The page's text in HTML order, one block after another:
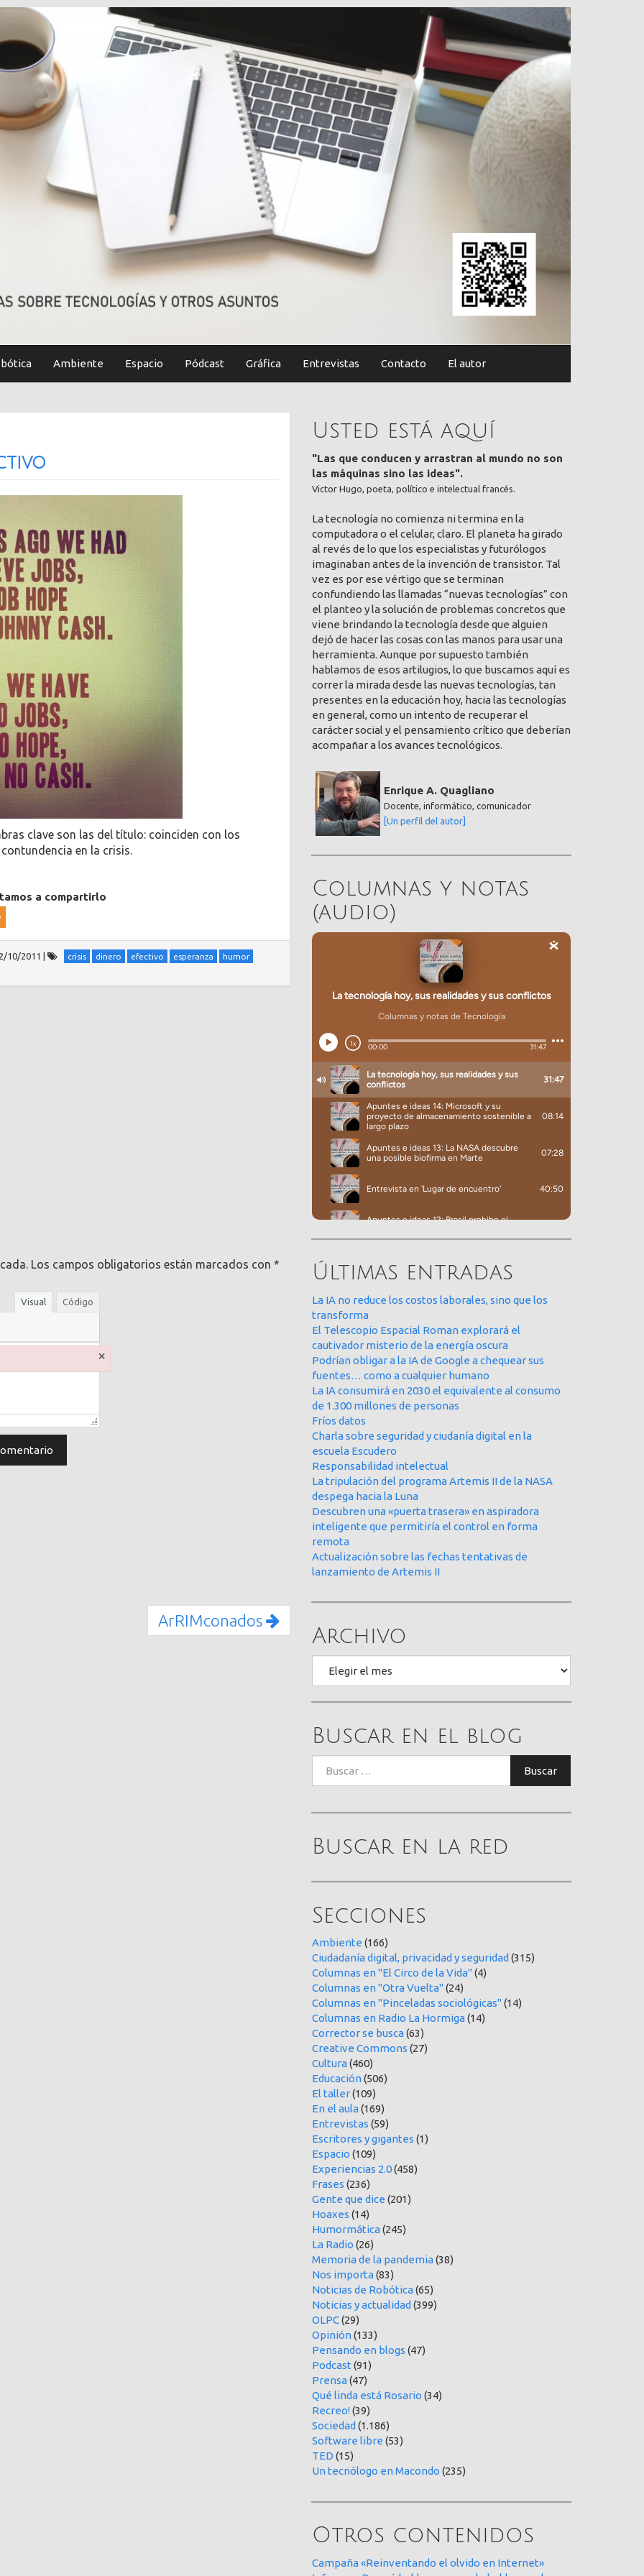
Ambiente Espacio Pódcast Gráfica Entrevistas Contacto El autor
clave son las del título: coinciden con los
en la crisis.
a compartirlo
10/2011 | crisis dinero efectivo esperanza
humor
Los campos obligatorios están marcados con *
Visual Código
ArRIMconados
Usted está aquí
"Las que conducen y arrastran al mundo no son
las máquinas sino las ideas".
Victor Hugo, poeta, político e intelectual francés.
La tecnología no comienza ni termina en la
computadora o el celular, claro. El planeta ha girado
al revés de lo que los especialistas y futurólogos
imaginaban antes de la invención de transistor. Tal
vez es por ese vértigo que se terminan
confundiendo las llamadas “nuevas tecnologías” con
el planteo y la solución de problemas concretos que
viene brindando la tecnología desde que alguien
dejó de hacer las cosas con las manos para usar una
herramienta. Aunque por supuesto también
hablamos de esos artilugios, lo que buscamos aquí es
correr la mirada desde las nuevas tecnologías, tan
presentes en la educación hoy, hacia las tecnologías
en general, como un intento de recuperar el
carácter social y el pensamiento crítico que deberían
acompañar a los avances tecnológicos.
Enrique A. Quagliano
Docente, informático, comunicador
[Un perfil del autor]
Columnas y notas
(audio)
Últimas entradas
La IA no reduce los costos laborales, sino que los
transforma
El Telescopio Espacial Roman explorará el
cautivador misterio de la energía oscura
Podrían obligar a la IA de Google a chequear sus
fuentes… como a cualquier humano
La IA consumirá en 2030 el equivalente al consumo
de 1.300 millones de personas
Fríos datos
Charla sobre seguridad y ciudanía digital en la
escuela Escudero
Responsabilidad intelectual
La tripulación del programa Artemis II de la NASA
despega hacia la Luna
Descubren una «puerta trasera» en aspiradora
inteligente que permitiría el control en forma
remota
Actualización sobre las fechas tentativas de
lanzamiento de Artemis II
Archivo
Buscar en el blog
Buscar
Buscar en la red
Secciones
Ambiente (166)
Ciudadanía digital, privacidad y seguridad (315)
Columnas en "El Circo de la Vida"(4)
Columnas en "Otra Vuelta"(24)
Columnas en "Pinceladas sociológicas"(14)
Columnas en Radio La Hormiga(14)
Corrector se busca(63)
Creative Commons (27)
Cultura(460)
Educación(506)
El taller(109)
En el aula(169)
Entrevistas (59)
Escritores y gigantes (1)
Espacio (109)
Experiencias 2.0(458)
Frases (236)
Gente que dice (201)
Hoaxes (14)
Humormática(245)
La Radio (26)
Memoria de la pandemia(38)
Nos importa(83)
Noticias de Robótica(65)
Noticias y actualidad (399)
OLPC(29)
Opinión(133)
Pensando en blogs (47)
Podcast (91)
Prensa(47)
Qué linda está Rosario (34)
Recreo!(39)
Sociedad (1.186)
Software libre (53)
TED (15)
Un tecnólogo en Macondo (235)
Otros contenidos
Campaña «Reinventando el olvido en Internet»
×